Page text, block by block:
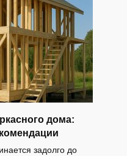
дома:
задолго до